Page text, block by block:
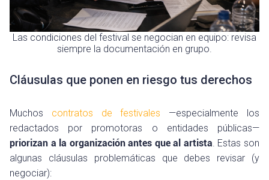
Las condiciones del festival se negocian en equipo: revisa
siempre la documentación en grupo.
Cláusulas que ponen en riesgo tus derechos
Muchos contratos de festivales —especialmente los
redactados por promotoras o entidades públicas—
priorizan a la organización antes que al artista. Estas son
algunas cláusulas problemáticas que debes revisar (y
negociar):